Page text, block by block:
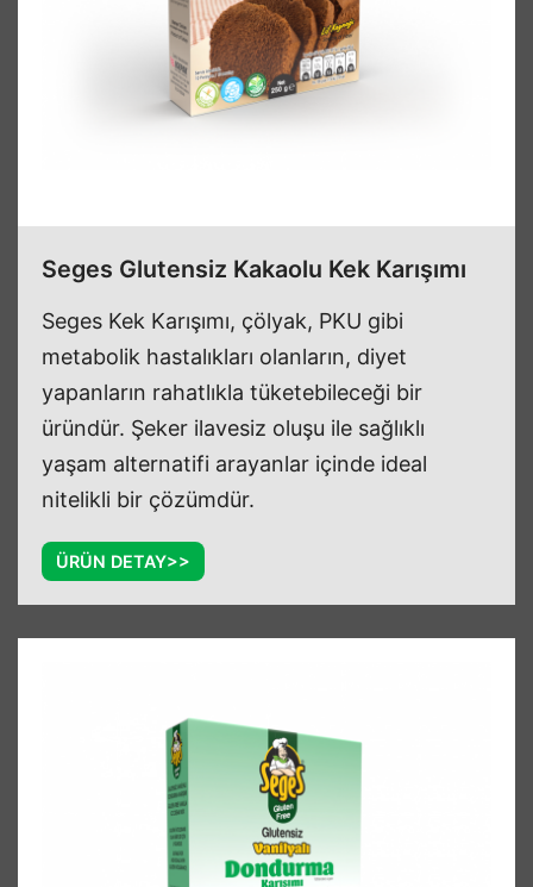
Seges Glutensiz Kakaolu Kek Karışımı
Seges Kek Karışımı, çölyak, PKU gibi
metabolik hastalıkları olanların, diyet
yapanların rahatlıkla tüketebileceği bir
üründür. Şeker ilavesiz oluşu ile sağlıklı
yaşam alternatifi arayanlar içinde ideal
nitelikli bir çözümdür.
ÜRÜN DETAY>>